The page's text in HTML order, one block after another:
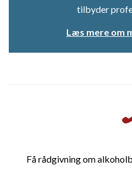
tilbyder
Læs mere om
Få rådgivning om